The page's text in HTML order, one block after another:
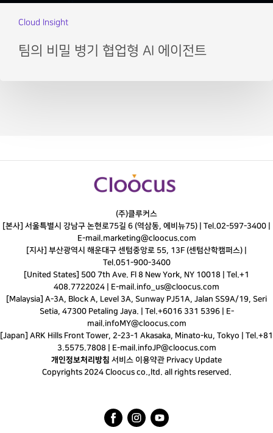
Cloud Insight
팀의 비밀 병기 협업형 AI 에이전트
(주)클루커스
[본사] 서울특별시 강남구 논현로75길 6 (역삼동, 에비뉴75) | Tel.02-597-3400
E-mail. marketing@cloocus.com
[지사] 부산광역시 해운대구 센텀중앙로 55, 13F (센텀산학캠퍼스) |
Tel. 051-900-3400
[United States] 500 7th Ave. Fl 8 New York, NY 10018 | Tel.+1
408.7722024 | E-mail. info_us@cloocus.com
[Malaysia] A-3A, Block A, Level 3A, Sunway PJ51A, Jalan SS9A/19, Seri
Setia, 47300 Petaling Jaya. | Tel.+6016 331 5396 | E-
mail. infoMY@cloocus.com
[Japan] ARK Hills Front Tower, 2-23-1 Akasaka, Minato-ku, Tokyo | Tel.+81
3.5575.7808 | E-mail. infoJP@cloocus.com
개인정보처리방침 서비스 이용약관 Privacy Update
Copyrights 2024 Cloocus co.,ltd. all rights reserved.